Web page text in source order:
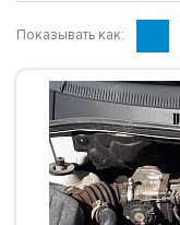
Показывать как: